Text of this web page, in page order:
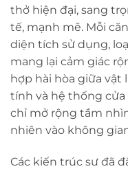
thở hiện đại, sang
tế, mạnh mẽ. Mỗi
diện tích sử dụng,
mang lại cảm giác
hợp hài hòa giữa vật
tính và hệ thống
chỉ mở rộng tầm
nhiên vào không
Các kiến trúc sư đã